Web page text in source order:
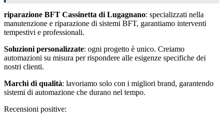
riparazione BFT Cassinetta di Lugagnano: specializzati nella
manutenzione e riparazione di sistemi BFT, garantiamo interventi
tempestivi e professionali.
Soluzioni personalizzate: ogni progetto è unico. Creiamo
automazioni su misura per rispondere alle esigenze specifiche dei
nostri clienti.
Marchi di qualità: lavoriamo solo con i migliori brand, garantendo
sistemi di automazione che durano nel tempo.
Recensioni positive: